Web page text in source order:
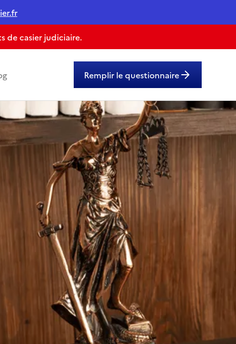
de casier judiciaire.
Remplir le questionnaire